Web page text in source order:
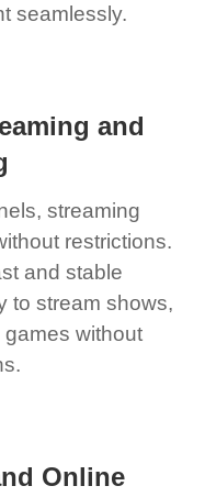
seamlessly.
and
streaming
restrictions.
and stable
to stream shows,
without
Online